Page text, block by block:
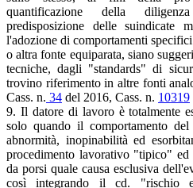
quantificazione della
predisposizione delle suindicate
l'adozione di comportamenti
o altra fonte equiparata, siano
tecniche, dagli "standards" di
trovino riferimento in altre fonti
Cass. n. 34 del 2016, Cass. n. 10319
9. Il datore di lavoro è totalmente
solo quando il comportamento del
abnormità, inopinabilità ed
procedimento lavorativo "tipico"
da porsi quale causa esclusiva
così integrando il cd. "rischio